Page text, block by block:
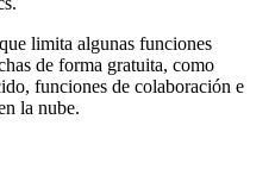
limita algunas funciones
de forma gratuita, como
funciones de colaboración e
la nube.